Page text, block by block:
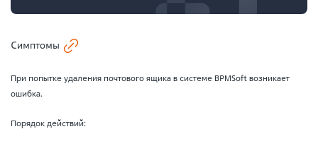
Симптомы
При попытке удаления почтового ящика в системе BPMSoft возникает
ошибка.
Порядок действий: